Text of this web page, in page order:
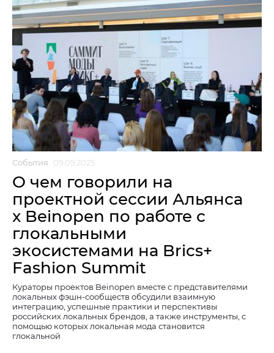
События 09.09.2025
О чем говорили на
проектной сессии Альянса
x Beinopen по работе с
глокальными
экосистемами на Brics+
Fashion Summit
Кураторы проектов Beinopen вместе с представителями
локальных фэшн-сообществ обсудили взаимную
интеграцию, успешные практики и перспективы
российских локальных брендов, а также инструменты, с
помощью которых локальная мода становится
глокальной